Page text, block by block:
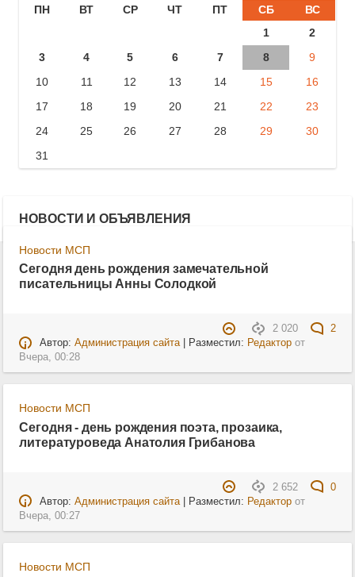
ПН ВТ СР ЧТ ПТ СБ
ВС
1
2
3
4 5 6 7 8
9
10
11 12 13 14 15
16
17
18 19 20 21 22
23
24
25 26 27 28 29
30
31
НОВОСТИ И ОБЪЯВЛЕНИЯ
Новости МСП
Сегодня день рождения замечательной
писательницы Анны Солодкой
2 020
2
Автор: Администрация сайта| Разместил: Редакторот
Вчера, 00:28
Новости МСП
Сегодня - день рождения поэта, прозаика,
литературоведа Анатолия Грибанова
2 652
0
Автор: Администрация сайта| Разместил: Редакторот
Вчера, 00:27
Новости МСП